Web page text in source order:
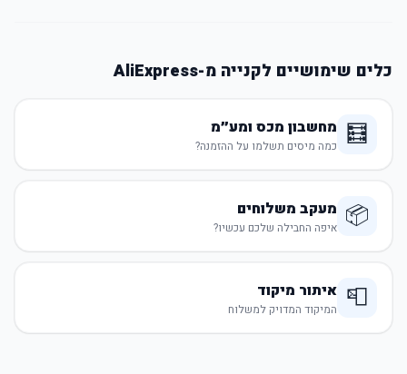
כלים שימושיים לקנייה מ-AliExpress
🧮 מחשבון מכס ומע״מ
כמה מיסים תשלמו על ההזמנה?
📦 מעקב משלוחים
איפה החבילה שלכם עכשיו?
📮 איתור מיקוד
המיקוד המדויק למשלוח